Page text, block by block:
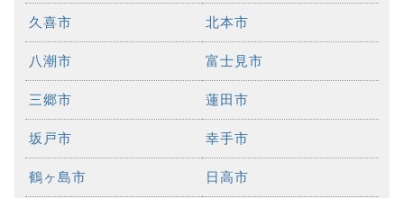
久喜市 北本市
八潮市 富士見市
三郷市 蓮田市
坂戸市 幸手市
鶴ヶ島市 日高市